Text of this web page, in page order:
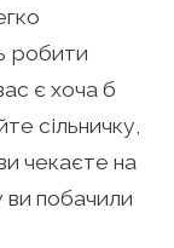
робити
є хоча б
сільничку,
чекаєте на
ви побачили